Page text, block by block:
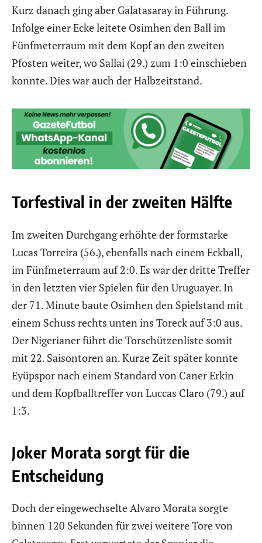
Kurz danach ging aber Galatasaray in Führung.
Infolge einer Ecke leitete Osimhen den Ball im
Fünfmeterraum mit dem Kopf an den zweiten
Pfosten weiter, wo Sallai (29.) zum 1:0 einschieben
konnte. Dies war auch der Halbzeitstand.
Torfestival in der zweiten Hälfte
Im zweiten Durchgang erhöhte der formstarke
Lucas Torreira (56.), ebenfalls nach einem Eckball,
im Fünfmeterraum auf 2:0. Es war der dritte Treffer
in den letzten vier Spielen für den Uruguayer. In
der 71. Minute baute Osimhen den Spielstand mit
einem Schuss rechts unten ins Toreck auf 3:0 aus.
Der Nigerianer führt die Torschützenliste somit
mit 22. Saisontoren an. Kurze Zeit später konnte
Eyüpspor nach einem Standard von Caner Erkin
und dem Kopfballtreffer von Luccas Claro (79.) auf
1:3.
Joker Morata sorgt für die
Entscheidung
Doch der eingewechselte Alvaro Morata sorgte
binnen 120 Sekunden für zwei weitere Tore von